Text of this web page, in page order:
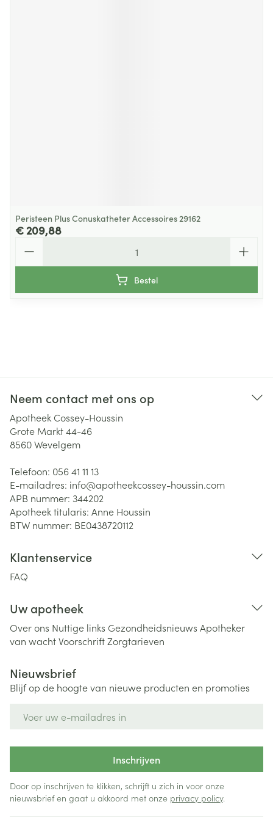
Peristeen Plus Conuskatheter Accessoires 29162
€ 209,88
Bestel
Neem contact met ons op
Apotheek Cossey-Houssin
Grote Markt 44-46
8560Wevelgem
Telefoon: 056 41 11 13
E-mailadres: info@apotheekcossey-houssin.com
APB nummer: 344202
Apotheek titularis: Anne Houssin
BTW nummer: BE0438720112
Klantenservice
FAQ
Uw apotheek
Over ons Nuttige links Gezondheidsnieuws Apotheker
van wachtVoorschriftZorgtarieven
Nieuwsbrief
Blijf op de hoogte van nieuwe producten en promoties
Inschrijven
Door op inschrijven te klikken, schrijft u zich in voor onze
nieuwsbrief en gaat u akkoord met onze privacy policy.